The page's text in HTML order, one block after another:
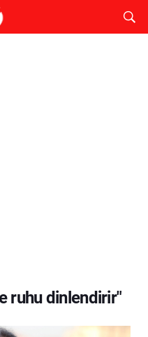
ruhu dinlendirir"